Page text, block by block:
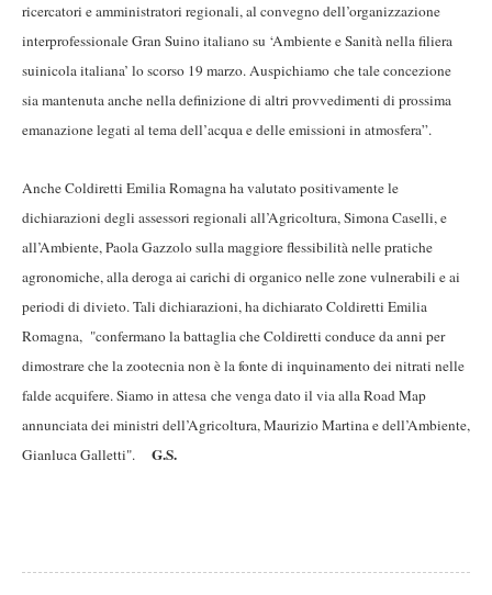
ricercatori e amministratori regionali, al convegno dell’organizzazione
interprofessionale Gran Suino italiano su ‘Ambiente e Sanità nella filiera
suinicola italiana’ lo scorso 19 marzo. Auspichiamo che tale concezione
sia mantenuta anche nella definizione di altri provvedimenti di prossima
emanazione legati al tema dell’acqua e delle emissioni in atmosfera”.
Anche Coldiretti Emilia Romagna ha valutato positivamente le
dichiarazioni degli assessori regionali all’Agricoltura, Simona Caselli, e
all’Ambiente, Paola Gazzolo sulla maggiore flessibilità nelle pratiche
agronomiche, alla deroga ai carichi di organico nelle zone vulnerabili e ai
periodi di divieto. Tali dichiarazioni, ha dichiarato Coldiretti Emilia
Romagna, "confermano la battaglia che Coldiretti conduce da anni per
dimostrare che la zootecnia non è la fonte di inquinamento dei nitrati nelle
falde acquifere. Siamo in attesa che venga dato il via alla Road Map
annunciata dei ministri dell’Agricoltura, Maurizio Martina e dell’Ambiente,
Gianluca Galletti". G.S.